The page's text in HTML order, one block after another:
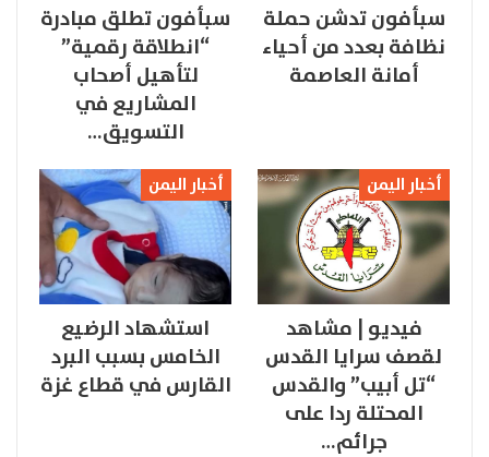
سبأفون تدشن حملة
نظافة بعدد من أحياء
أمانة العاصمة
سبأفون تطلق مبادرة
“انطلاقة رقمية”
لتأهيل أصحاب
المشاريع في
التسويق…
أخبار اليمن
فيديو | مشاهد
لقصف سرايا القدس
“تل أبيب” والقدس
المحتلة ردا على
جرائم…
أخبار اليمن
استشهاد الرضيع
الخامس بسبب البرد
القارس في قطاع غزة